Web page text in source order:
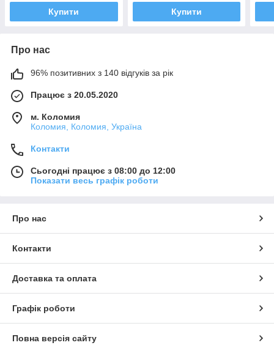
Купити Купити
Про нас
96% позитивних з 140 відгуків за рік
Працює з 20.05.2020
м. Коломия
Коломия, Коломия, Україна
Контакти
Сьогодні працює з 08:00 до 12:00
Показати весь графік роботи
Про нас
Контакти
Доставка та оплата
Графік роботи
Повна версія сайту